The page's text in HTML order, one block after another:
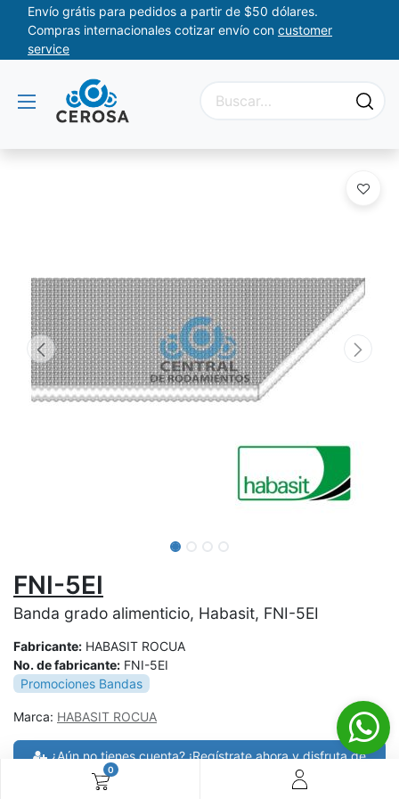
0
Envío grátis para pedidos a partir de $50 dólares.
Compras internacionales cotizar envío con customer
service
FNI-5EI
Banda grado alimenticio, Habasit, FNI-5EI
Fabricante: HABASIT ROCUA
No. de fabricante: FNI-5EI
Promociones Bandas
Marca: HABASIT ROCUA
¿Aún no tienes cuenta? ¡Regístrate ahora y disfruta de
precios especiales en tus compras! 🚀